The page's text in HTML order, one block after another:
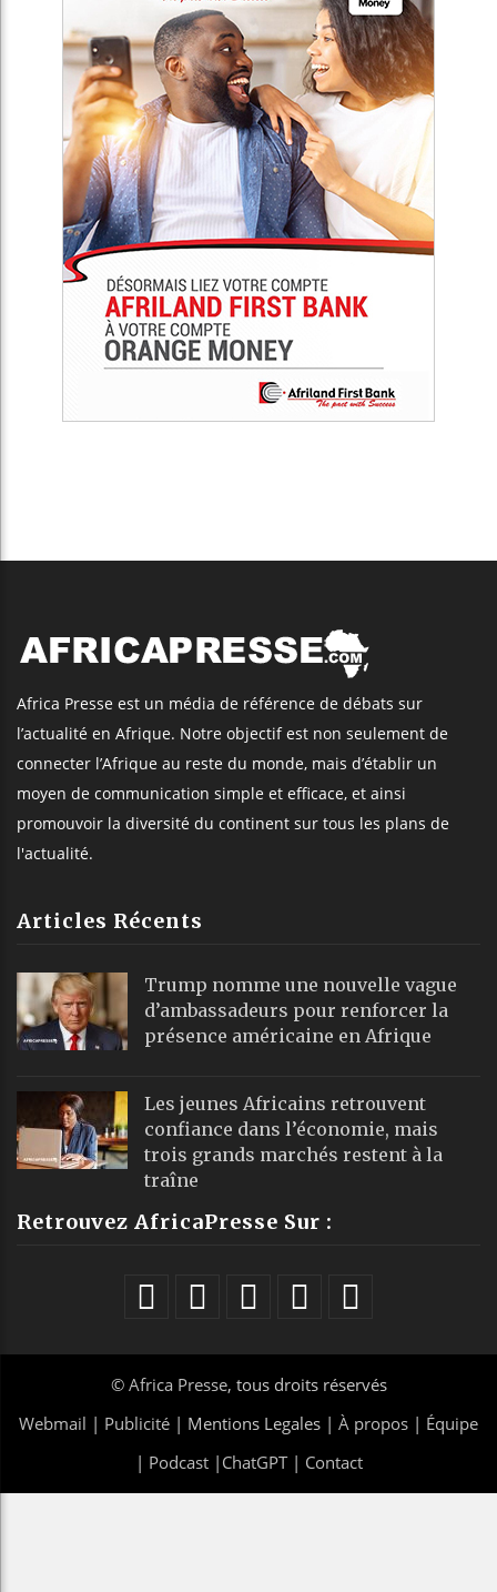
Africa Presse est un média de référence de débats sur
l’actualité en Afrique. Notre objectif est non seulement de
connecter l’Afrique au reste du monde, mais d’établir un
moyen de communication simple et efficace, et ainsi
promouvoir la diversité du continent sur tous les plans de
l'actualité.
Articles Récents
Trump nomme une nouvelle vague
d’ambassadeurs pour renforcer la
présence américaine en Afrique
Les jeunes Africains retrouvent
confiance dans l’économie, mais
trois grands marchés restent à la
traîne
Retrouvez AfricaPresse Sur :
© Africa Presse, tous droits réservés
Webmail | Publicité | Mentions Legales | À propos | Équipe
| Podcast| ChatGPT| Contact